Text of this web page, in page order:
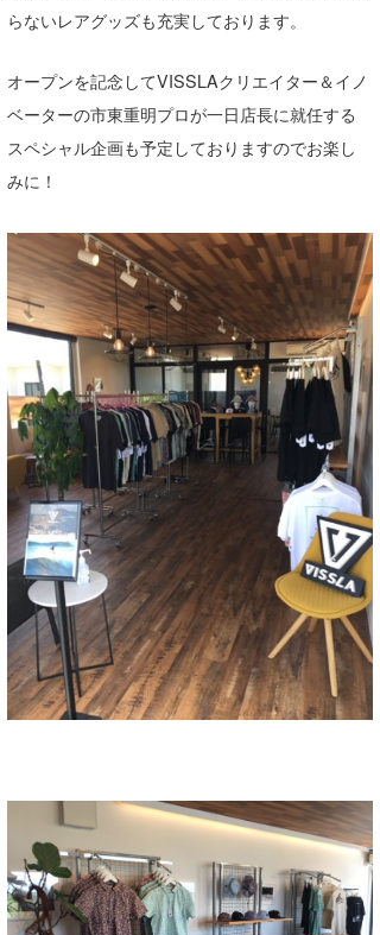
らないレアグッズも充実しております。
オープンを記念してVISSLAクリエイター＆イノ
ベーターの市東重明プロが一日店長に就任する
スペシャル企画も予定しておりますのでお楽し
みに！
沖縄
ライター/寄稿メディア
Core Surf Japan
Naoya Kimoto
mitsuteru Kamio
Yasunari Inoue
Yoshiyuki Obata
arukasvision
DELTA FORCE SURF
CBA Films
熊谷素子
メディア
SURFMEDIA
Colors MAGAZINE
WAVAL
波伝説アンバサダー/プロライダー
福島寿実子
中浦“JET”章
嵯峨明日香
進士剛光
田原啓江
植村未来
NOBUFUKU
喜納海人
波伝説スタッフ
☆加藤
+☆maki☆+
Aichan
chan-U
ECE
G◎Da
KID
KOBU
KY
波伝説